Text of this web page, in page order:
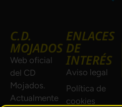
C.D.
MOJADOS
Web oficial
del CD
Mojados.
Actualmente
ENLACES
DE
INTERÉS
Aviso legal
Política de
cookies